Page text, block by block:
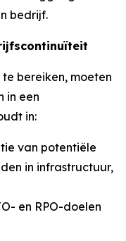
bedrijf.
bereiken, moeten
in een
in:
van potentiële
in infrastructuur,
en RPO-doelen